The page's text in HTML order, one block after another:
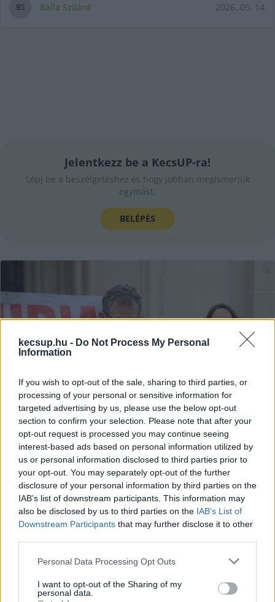
kecsup.hu - Do Not Process My Personal
Information
If you wish to opt-out of the sale, sharing to third parties, or
processing of your personal or sensitive information for
targeted advertising by us, please use the below opt-out
section to confirm your selection. Please note that after your
opt-out request is processed you may continue seeing
interest-based ads based on personal information utilized by
us or personal information disclosed to third parties prior to
your opt-out. You may separately opt-out of the further
disclosure of your personal information by third parties on the
IAB’s list of downstream participants. This information may
also be disclosed by us to third parties on the IAB’s List of
Downstream Participants that may further disclose it to other
Please note that this website/app uses one or more Google
not limited to your visit or usage behaviour. You may click to
grant or deny consent to Google and its third-party tags to
Personal Data Processing Opt Outs
I want to opt-out of the Sharing of my
personal data.
BS Balla Szilárd 2026. 05. 14.
Jelentkezz be a KecsUP-ra!
Lépj be a beszélgetéshez és hogy jobban megismerjük
egymást.
BELÉPÉS
Király József a Rudolf Laktanya
kármentesítését indítványozza a
csütörtöki közgyűlésen
A Rudolf Laktanya kármentesítését indítványozza a
közgyűlésen Király József, a Szövetség a Hírös Városért
Egyesület frakcióvezetője. A képviselő indoklása
Balla Szilárd 2026. 05. 12.